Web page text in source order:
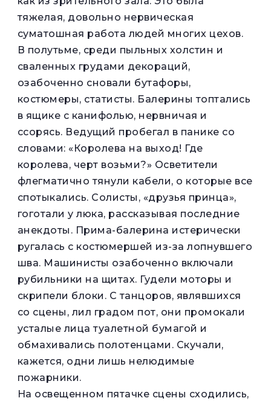
тяжелая, довольно нервическая
суматошная работа людей многих цехов.
В полутьме, среди пыльных холстин и
сваленных грудами декораций,
озабоченно сновали бутафоры,
костюмеры, статисты. Балерины топтались
в ящике с канифолью, нервничая и
ссорясь. Ведущий пробегал в панике со
словами: «Королева на выход! Где
королева, черт возьми?» Осветители
флегматично тянули кабели, о которые все
спотыкались. Солисты, «друзья принца»,
гоготали у люка, рассказывая последние
анекдоты. Прима-балерина истерически
ругалась с костюмершей из-за лопнувшего
шва. Машинисты озабоченно включали
рубильники на щитах. Гудели моторы и
скрипели блоки. С танцоров, являвшихся
со сцены, лил градом пот, они промокали
усталые лица туалетной бумагой и
обмахивались полотенцами. Скучали,
кажется, одни лишь нелюдимые
пожарники.
На освещенном пятачке сцены сходились,